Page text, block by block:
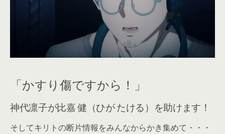
「かすり傷ですから！」
神代凛子が比嘉 健（ひが たける）を助けます！
そしてキリトの断片情報をみんなからかき集めて・・・